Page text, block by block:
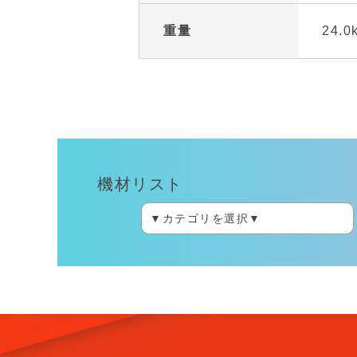
重量
機材リスト